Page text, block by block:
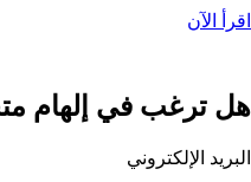
اقرأ الآن
هل ترغب في إلهام
البريد الإلكتروني